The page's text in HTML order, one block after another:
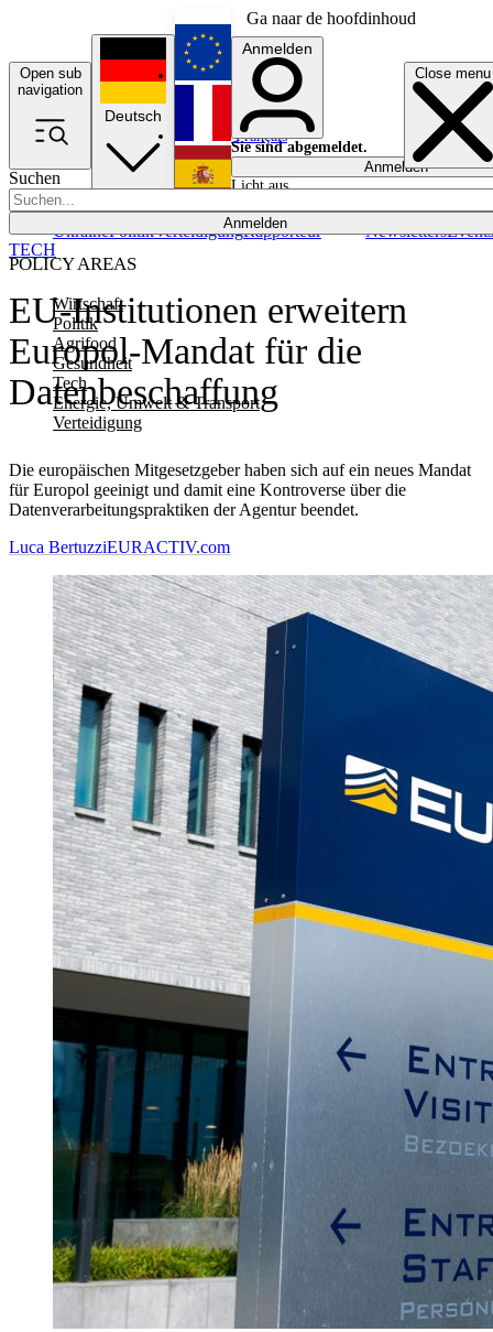
Ga naar de hoofdinhoud
Open sub
navigation
Close menu
Suchen
Anmelden
POLICY AREAS
Wirtschaft
Politik
Agrifood
Gesundheit
Tech
Energie, Umwelt & Transport
Verteidigung
UkrainePolitikVerteidigungRapporteur NewslettersEvents
Deutsch
English
Français
Anmelden
Sie sind abgemeldet.
Anmelden
Licht aus
EU-Institutionen erweitern
Europol-Mandat für die
Datenbeschaffung
Die europäischen Mitgesetzgeber haben sich auf ein neues Mandat
für Europol geeinigt und damit eine Kontroverse über die
Datenverarbeitungspraktiken der Agentur beendet.
TECH
Luca BertuzziEURACTIV.com